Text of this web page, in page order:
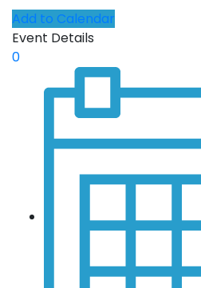
Add to Calendar
Event Details
0